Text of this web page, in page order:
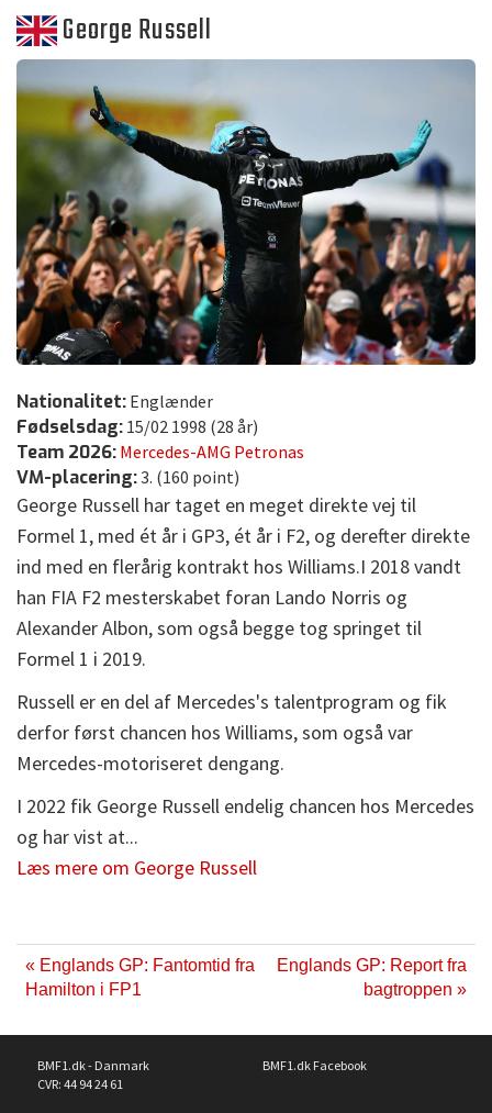
George Russell
Nationalitet: Englænder
Fødselsdag: 15/02 1998 (28 år)
Team 2026: Mercedes-AMG Petronas
VM-placering:3. (160 point)
George Russell har taget en meget direkte vej til
Formel 1, med ét år i GP3, ét år i F2, og derefter direkte
ind med en flerårig kontrakt hos Williams.I 2018 vandt
han FIA F2 mesterskabet foran Lando Norris og
Alexander Albon, som også begge tog springet til
Formel 1 i 2019.
Russell er en del af Mercedes's talentprogram og fik
derfor først chancen hos Williams, som også var
Mercedes-motoriseret dengang.
I 2022 fik George Russell endelig chancen hos Mercedes
og har vist at...
Læs mere om George Russell
« Englands GP: Fantomtid fra
Hamilton i FP1
Englands GP: Report fra
bagtroppen »
BMF1.dk - Danmark
CVR: 44 94 24 61
BMF1.dk Facebook